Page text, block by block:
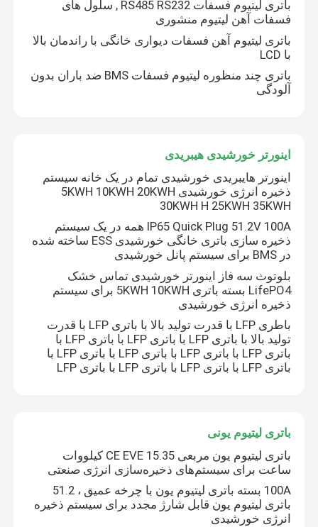
صفحه اصلی
محصولات
فیلم های
درباره ما
کنترل کیفیت
با ما تماس بگیرید
باتری لیتیوم فسفات RS485 RS232 , سلول های
فسفات آهن لیتیوم منشوری
باتری لیتیوم آهن فسفات دیواری خانگی با راندمان بالا
با LCD
باتری چند منظوره لیتیوم فسفات BMS ضد باران بدون
آلودگی
اینورتر خورشیدی هیبریدی
اینورتر هایبریدی خورشیدی تمام در یک خانه سیستم
ذخیره انرژی خورشیدی 5KWH 10KWH 20KWH
30KWH H 25KWH 35KWH
IP65 Quick Plug 51.2V 100A همه در یک سیستم
ذخیره سازی باتری خانگی خورشیدی ESS ساخته شده
در BMS برای سیستم پانل خورشیدی
بلوتوث سه فاز اینورتر خورشیدی تماس خشک
LifePO4 بسته باتری 5KWH 10KWH برای سیستم
ذخیره انرژی خورشیدی
باطری LFP با قدرت تولید بالا با باتری LFP با قدرت
تولید بالا با باتری LFP با باتری LFP با باتری LFP با
باتری LFP با باتری LFP با باتری LFP با باتری LFP با
باتری LFP با باتری LFP با باتری LFP با باتری LFP
باتری لیتیوم یونی
باتری لیتیوم یون مربعی CE EVE 15.35 کیلووات
ساعت برای سیستم‌های ذخیره‌سازی انرژی صنعتی
100A بسته باتری لیتیوم یون با چرخه عمیق ، 51.2
باتری لیتیوم یون قابل شارژ مجدد برای سیستم ذخیره
انرژی خورشیدی